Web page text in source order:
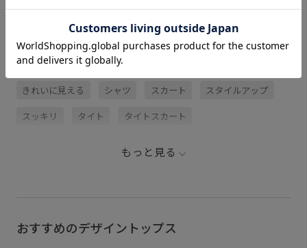
関連タグ
きれいに見える シャツ スカート スタイルアップ
スッキリ タイト タイトスカート
もっと見る
おすすめのデザイントップス